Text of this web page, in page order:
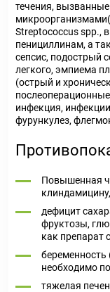
течения,
Streptococcus spp.,
пенициллинам, а
сепсис, подострый
легкого, эмпиема
(острый и
инфекция,
фурункулез,
Повышенная
дефицит
фруктозы,
как препарат
беременность
необходимо
тяжелая